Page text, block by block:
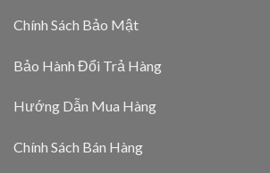
Chính Sách Bảo Mật
Bảo Hành Đổi Trả Hàng
Hướng Dẫn Mua Hàng
Chính Sách Bán Hàng